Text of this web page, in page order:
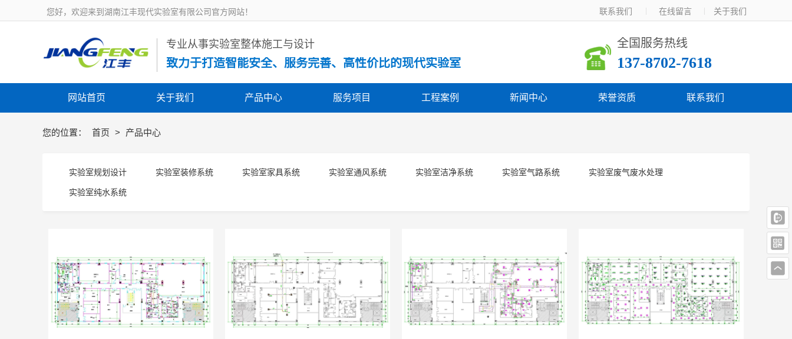
网站首页 关于我们 产品中心 服务项目 工程案例 新闻中心 荣誉资质 联系我们
您好，欢迎来到湖南江丰现代实验室有限公司官方网站！
专业从事实验室整体施工与设计 全国服务热线
137-8702-7618
致力于打造智能安全、服务完善、高性价比的现代实验室
联系我们 在线留言 关于我们
您的位置： 首页 > 产品中心
实验室规划设计 实验室装修系统 实验室家具系统 实验室通风系统 实验室洁净系统 实验室气路系统 实验室废气废水处理
实验室纯水系统